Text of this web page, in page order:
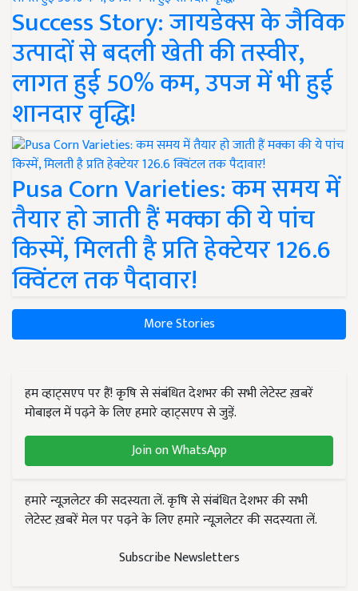
Success Story: जायडेक्स के जैविक
उत्पादों से बदली खेती की तस्वीर,
लागत हुई 50% कम, उपज में भी हुई
शानदार वृद्धि!
Pusa Corn Varieties: कम समय में
तैयार हो जाती हैं मक्का की ये पांच
किस्में, मिलती है प्रति हेक्टेयर 126.6
क्विंटल तक पैदावार!
More Stories
हम व्हाट्सएप पर हैं! कृषि से संबंधित देशभर की सभी लेटेस्ट ख़बरें
मोबाइल में पढ़ने के लिए हमारे व्हाट्सएप से जुड़ें.
Join on WhatsApp
हमारे न्यूज़लेटर की सदस्यता लें. कृषि से संबंधित देशभर की सभी
लेटेस्ट ख़बरें मेल पर पढ़ने के लिए हमारे न्यूज़लेटर की सदस्यता लें.
Subscribe Newsletters